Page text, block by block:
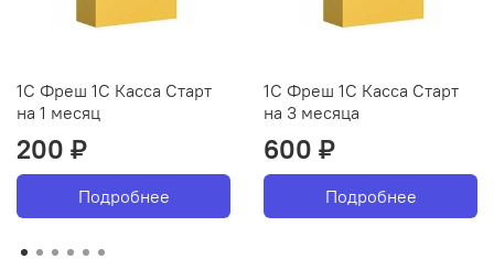
1С Фреш 1С Касса Старт
на 1 месяц
200 ₽
Подробнее
1С Фреш 1С Касса Старт
на 3 месяца
600 ₽
Подробнее